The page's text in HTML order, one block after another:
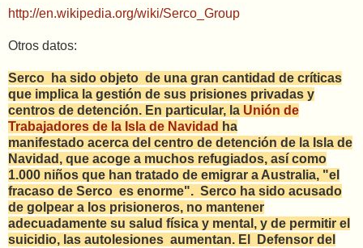
http://en.wikipedia.org/wiki/Serco_Group
Otros datos:
Serco ha sido objeto de una gran cantidad de críticas
que implica la gestión de sus prisiones privadas y
centros de detención. En particular, la Unión de
Trabajadores de la Isla de Navidad ha
manifestado acerca del centro de detención de la Isla de
Navidad, que acoge a muchos refugiados, así como
1.000 niños que han tratado de emigrar a Australia, "el
fracaso de Serco es enorme". Serco ha sido acusado
de golpear a los prisioneros, no mantener
adecuadamente su salud física y mental, y de permitir el
suicidio, las autolesiones aumentan. El
Defensor del